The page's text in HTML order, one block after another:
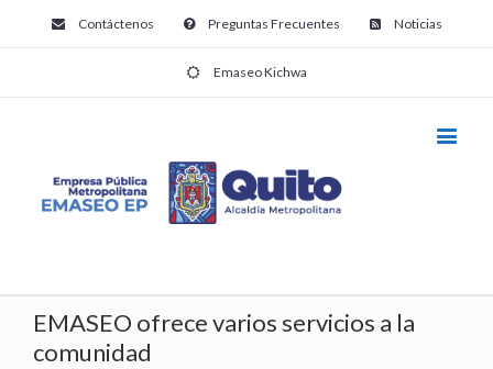
Contáctenos Preguntas Frecuentes Noticias
Emaseo Kichwa
EMASEO ofrece varios servicios a la
comunidad